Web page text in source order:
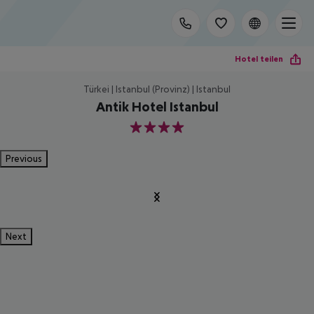
Hotel teilen
Türkei | Istanbul (Provinz) | Istanbul
Antik Hotel Istanbul
4
Previous
Next